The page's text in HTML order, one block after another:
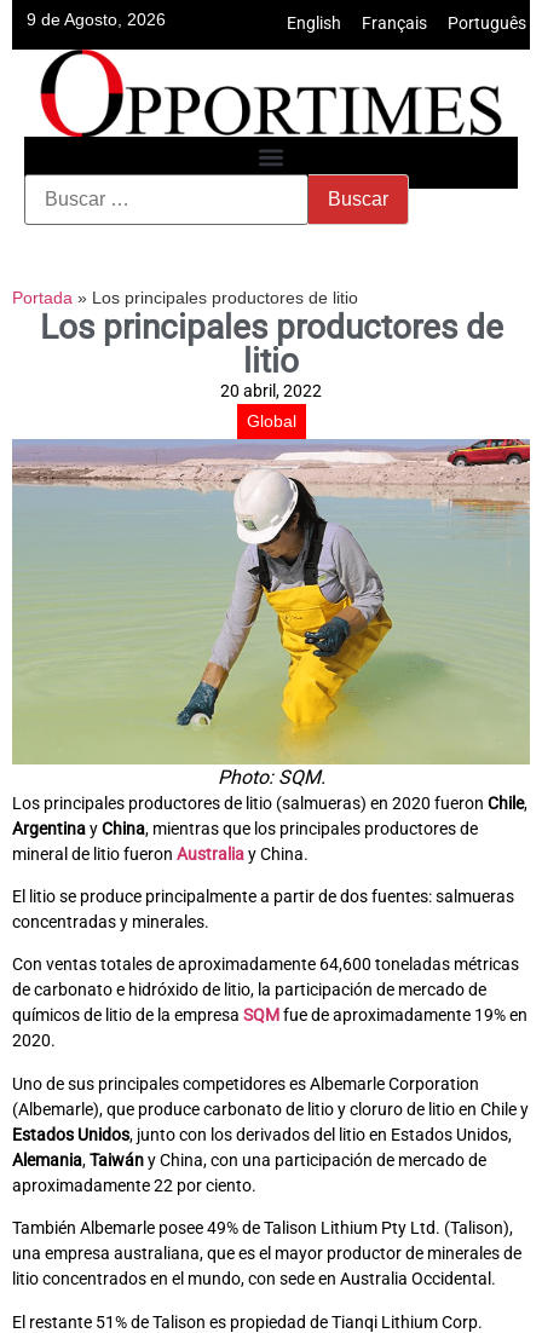
9 de Agosto, 2026 English Français Português
Portada » Los principales productores de litio
Los principales productores de
litio
20 abril, 2022
Global
Photo: SQM.
Los principales productores de litio (salmueras) en 2020 fueron Chile,
ArgentinayChina, mientras que los principales productores de
mineral de litio fueron Australiay China.
El litio se produce principalmente a partir de dos fuentes: salmueras
concentradas y minerales.
Con ventas totales de aproximadamente 64,600 toneladas métricas
de carbonato e hidróxido de litio, la participación de mercado de
químicos de litio de la empresa SQMfue de aproximadamente 19% en
2020.
Uno de sus principales competidores es Albemarle Corporation
(Albemarle), que produce carbonato de litio y cloruro de litio en Chile y
Estados Unidos, junto con los derivados del litio en Estados Unidos,
Alemania,Taiwány China, con una participación de mercado de
aproximadamente 22 por ciento.
También Albemarle posee 49% de Talison Lithium Pty Ltd. (Talison),
una empresa australiana, que es el mayor productor de minerales de
litio concentrados en el mundo, con sede en Australia Occidental.
El restante 51% de Talison es propiedad de Tianqi Lithium Corp.